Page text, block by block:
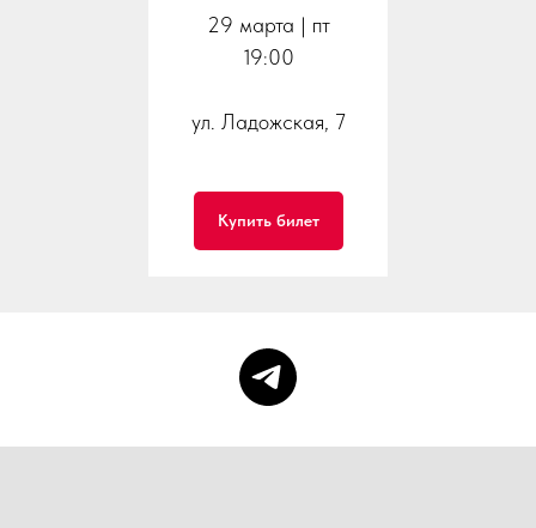
29 марта | пт
19:00
ул. Ладожская, 7
Купить билет